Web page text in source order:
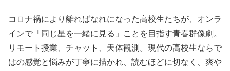
コロナ禍により離ればなれになった高校生たちが、オンラ
インで「同じ星を一緒に見る」ことを目指す青春群像劇。
リモート授業、チャット、天体観測。現代の高校生ならで
はの感覚と悩みが丁寧に描かれ、読むほどに切なく、爽や